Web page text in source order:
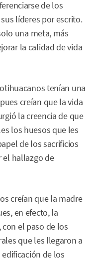
de los
líderes por escrito.
una meta, más
la calidad de vida
tenían una
creían que la vida
la creencia de que
los huesos que les
de los sacrificios
el hallazgo de
creían que la madre
en efecto, la
el paso de los
que les llegaron a
de los